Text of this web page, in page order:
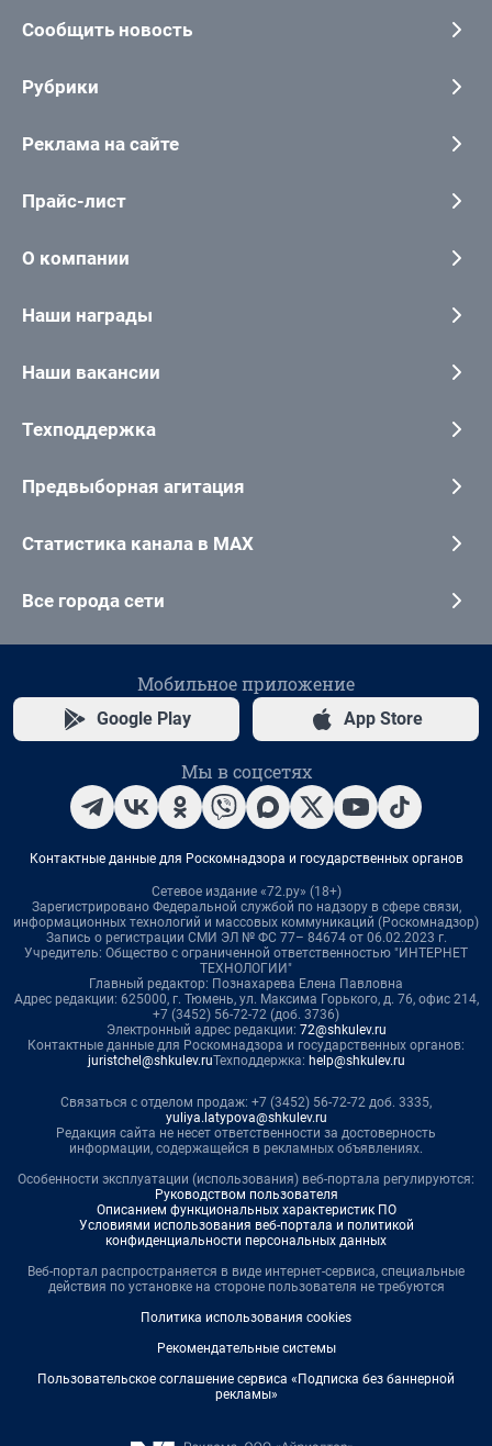
Сообщить новость
Рубрики
Реклама на сайте
Прайс-лист
О компании
Наши награды
Наши вакансии
Техподдержка
Предвыборная агитация
Статистика канала в MAX
Все города сети
Мобильное приложение
Google Play App Store
Мы в соцсетях
Контактные данные для Роскомнадзора и государственных органов
Сетевое издание «72.ру» (18+)
Зарегистрировано Федеральной службой по надзору в сфере связи,
информационных технологий и массовых коммуникаций (Роскомнадзор)
Запись о регистрации СМИ ЭЛ № ФС 77– 84674 от 06.02.2023 г.
Учредитель: Общество с ограниченной ответственностью "ИНТЕРНЕТ
ТЕХНОЛОГИИ"
Главный редактор: Познахарева Елена Павловна
Адрес редакции: 625000, г. Тюмень, ул. Максима Горького, д. 76, офис 214,
+7 (3452) 56-72-72 (доб. 3736)
Электронный адрес редакции: 72@shkulev.ru
Контактные данные для Роскомнадзора и государственных органов:
juristchel@shkulev.ruТехподдержка: help@shkulev.ru
Связаться с отделом продаж: +7 (3452) 56-72-72 доб. 3335,
yuliya.latypova@shkulev.ru
Редакция сайта не несет ответственности за достоверность
информации, содержащейся в рекламных объявлениях.
Особенности эксплуатации (использования) веб-портала регулируются:
Руководством пользователя
Описанием функциональных характеристик ПО
Условиями использования веб-портала и политикой
конфиденциальности персональных данных
Веб-портал распространяется в виде интернет-сервиса, специальные
действия по установке на стороне пользователя не требуются
Политика использования cookies
Рекомендательные системы
Пользовательское соглашение сервиса «Подписка без баннерной
рекламы»